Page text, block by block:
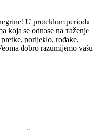
U proteklom periodu
koja se odnose na traženje
porijeklo, rođake,
dobro razumijemo vašu